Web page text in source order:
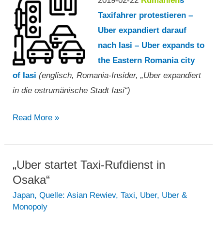
Deal…“
Taxifahrer protestieren –
Uber expandiert darauf
nach Iasi – Uber expands to
the Eastern Romania city
of Iasi (englisch, Romania-Insider, „Uber expandiert
in die ostrumänische Stadt Iasi“)
„Uber
in
die
ostrumänische
Stadt
Iasi“
Read More »
„Uber startet Taxi-Rufdienst in
Osaka“
Japan,Quelle: Asian Rewiev,Taxi, Uber, Uber &
Monopoly